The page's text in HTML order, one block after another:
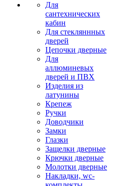
Для
сантехнических
кабин
Для стекляннных
дверей
Цепочки дверные
Для
аллюминевых
дверей и ПВХ
Изделия из
латунины
Крепеж
Ручки
Доводчики
Замки
Глазки
Защелки дверные
Крючки дверные
Молотки дверные
Накладки, wc-